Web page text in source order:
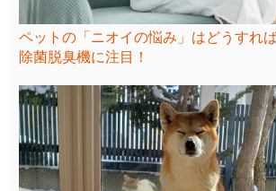
ペットの「ニオイの悩み」はどうすれ
除菌脱臭機に注目！